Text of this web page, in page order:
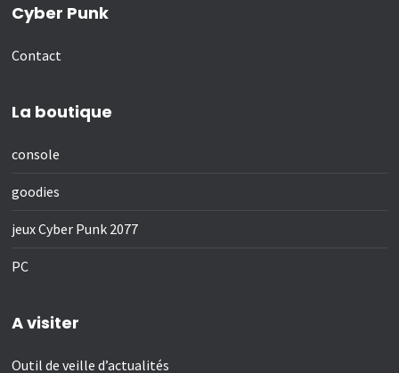
Cyber Punk
Contact
La boutique
console
goodies
jeux Cyber Punk 2077
PC
A visiter
Outil de veille d’actualités